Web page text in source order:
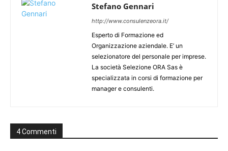
Stefano Gennari
http://www.consulenzeora.it/
Esperto di Formazione ed
Organizzazione aziendale. E’ un
selezionatore del personale per imprese.
La società Selezione ORA Sas è
specializzata in corsi di formazione per
manager e consulenti.
4 Commenti